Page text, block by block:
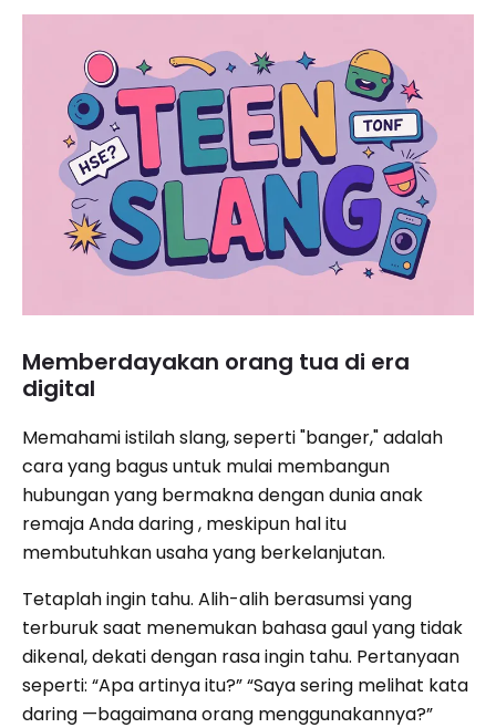
Memberdayakan orang tua di era
digital
Memahami istilah slang, seperti "banger," adalah
cara yang bagus untuk mulai membangun
hubungan yang bermakna dengan dunia anak
remaja Anda daring , meskipun hal itu
membutuhkan usaha yang berkelanjutan.
Tetaplah ingin tahu. Alih-alih berasumsi yang
terburuk saat menemukan bahasa gaul yang tidak
dikenal, dekati dengan rasa ingin tahu. Pertanyaan
seperti: “Apa artinya itu?” “Saya sering melihat kata
daring —bagaimana orang menggunakannya?”